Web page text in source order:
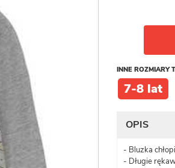
INNE ROZMIARY
7-8 lat
OPIS
- Bluzka
- Długie